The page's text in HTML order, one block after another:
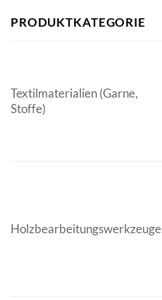
PRODUKTKATEGORIE
Textilmaterialien (Garne,
Stoffe)
Holzbearbeitungswerkzeuge